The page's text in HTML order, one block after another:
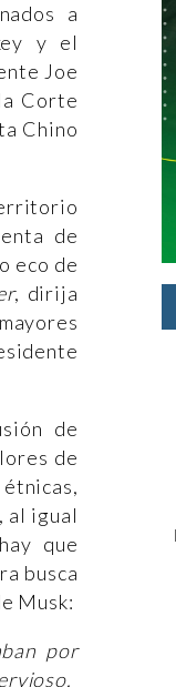
a
y el
Joe
Corte
Chino
de
eco de
, dirija
de
de
al igual
que
busca
Musk:
por